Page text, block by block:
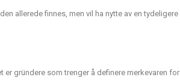
allerede finnes, men vil ha nytte av en tydeligere
gründere som trenger å definere merkevaren for